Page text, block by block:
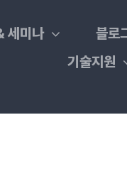
세미나 블로
기술지원